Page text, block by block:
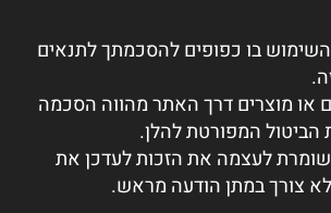
והשימוש בו כפופים להסכמתך לתנאים
או מוצרים דרך האתר מהווה הסכמה
הביטול המפורטת להלן.
שומרת לעצמה את הזכות לעדכן את
צורך במתן הודעה מראש.